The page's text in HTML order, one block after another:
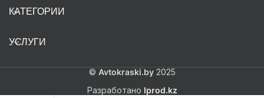
КАТЕГОРИИ
УСЛУГИ
© Avtokraski.by2025
Разработано Iprod.kz